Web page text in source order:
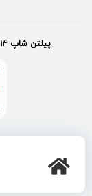
پیلتن شاپ
عرشیا1398/09/20 در 8:14 ق.ظ